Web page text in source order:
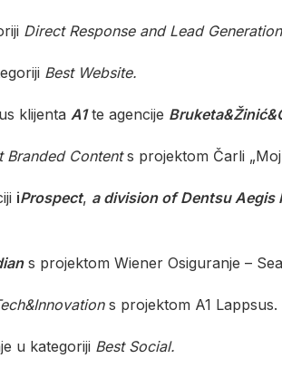
Direct Response and Lead Generation
Best Website.
klijenta A1te agencije
Branded Contents projektom Čarli „Moj
iProspect, a division of Dentsu Aegis
s projektom Wiener Osiguranje –
s projektom A1 Lappsus.
u kategoriji Best Social.